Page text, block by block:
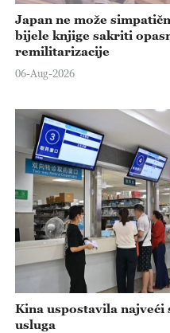
Japan ne može
bijele knjige sakriti
remilitarizacije
06-Aug-2026
Kina uspostavila najveći
usluga